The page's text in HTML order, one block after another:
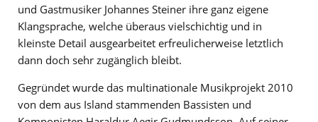
und Gastmusiker Johannes Steiner ihre ganz eigene
Klangsprache, welche überaus vielschichtig und in
kleinste Detail ausgearbeitet erfreulicherweise letztlich
dann doch sehr zugänglich bleibt.
Gegründet wurde das multinationale Musikprojekt 2010
von dem aus Island stammenden Bassisten und